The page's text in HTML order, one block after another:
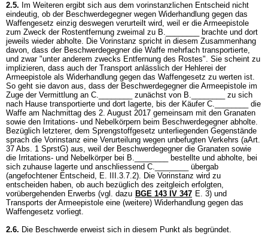
2.5. Im Weiteren ergibt sich aus dem vorinstanzlichen Entscheid nicht
eindeutig, ob der Beschwerdegegner wegen Widerhandlung gegen das
Waffengesetz einzig deswegen verurteilt wird, weil er die Armeepistole
zum Zweck der Rostentfernung zweimal zu B.________ brachte und dort
jeweils wieder abholte. Die Vorinstanz spricht in diesem Zusammenhang
davon, dass der Beschwerdegegner die Waffe mehrfach transportierte,
und zwar "unter anderem zwecks Entfernung des Rostes". Sie scheint zu
implizieren, dass auch der Transport anlässlich der Hehlerei der
Armeepistole als Widerhandlung gegen das Waffengesetz zu werten ist.
So geht sie davon aus, dass der Beschwerdegegner die Armeepistole im
Zuge der Vermittlung an C.________ zunächst von B.________ zu sich
nach Hause transportierte und dort lagerte, bis der Käufer C.________ die
Waffe am Nachmittag des 2. August 2017 gemeinsam mit den Granaten
sowie den Irritations- und Nebelkörpern beim Beschwerdegegner abholte.
Bezüglich letzterer, dem Sprengstoffgesetz unterliegenden Gegenstände
sprach die Vorinstanz eine Verurteilung wegen unbefugten Verkehrs (aArt.
37 Abs. 1 SprstG) aus, weil der Beschwerdegegner die Granaten sowie
die Irritations- und Nebelkörper bei B.________ bestellte und abholte, bei
sich zuhause lagerte und anschliessend C.________ übergab
(angefochtener Entscheid, E. III.3.7.2). Die Vorinstanz wird zu
entscheiden haben, ob auch bezüglich des zeitgleich erfolgten,
vorübergehenden Erwerbs (vgl. dazu BGE 143 IV 347 E. 3) und
Transports der Armeepistole eine (weitere) Widerhandlung gegen das
Waffengesetz vorliegt.
2.6. Die Beschwerde erweist sich in diesem Punkt als begründet.